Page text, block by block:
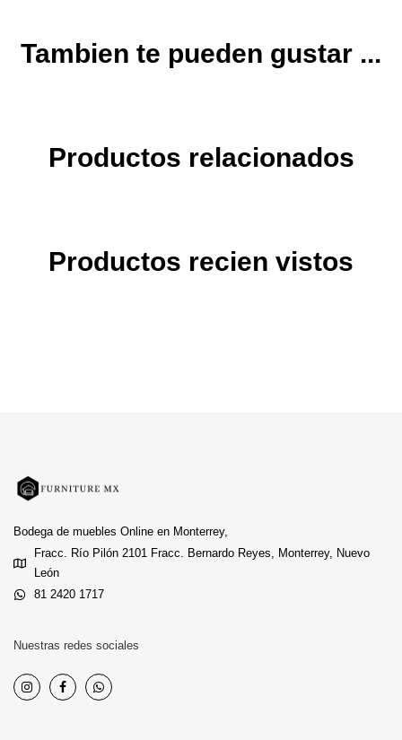
Tambien te pueden gustar ...
Productos relacionados
Productos recien vistos
Bodega de muebles Online en Monterrey,
Fracc. Río Pilón 2101 Fracc. Bernardo Reyes, Monterrey, Nuevo
León
81 2420 1717
Nuestras redes sociales